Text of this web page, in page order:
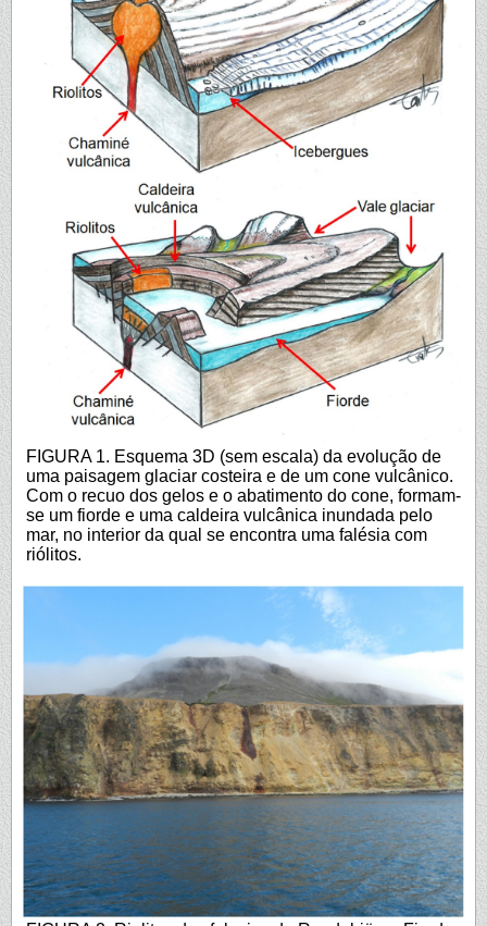
FIGURA 1. Esquema 3D (sem escala) da evolução de
uma paisagem glaciar costeira e de um cone vulcânico.
Com o recuo dos gelos e o abatimento do cone, formam-
se um fiorde e uma caldeira vulcânica inundada pelo
mar, no interior da qual se encontra uma falésia com
riólitos.